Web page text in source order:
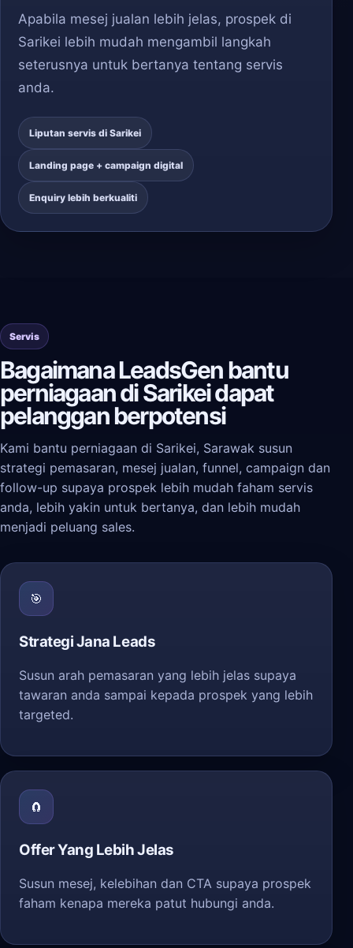
Apabila mesej jualan lebih jelas, prospek di
Sarikei lebih mudah mengambil langkah
seterusnya untuk bertanya tentang servis
anda.
Liputan servis di Sarikei
Landing page + campaign digital
Enquiry lebih berkualiti
Servis
Bagaimana LeadsGen bantu
perniagaan di Sarikei dapat
pelanggan berpotensi
Kami bantu perniagaan di Sarikei, Sarawak susun
strategi pemasaran, mesej jualan, funnel, campaign dan
follow-up supaya prospek lebih mudah faham servis
anda, lebih yakin untuk bertanya, dan lebih mudah
menjadi peluang sales.
🎯
Strategi Jana Leads
Susun arah pemasaran yang lebih jelas supaya
tawaran anda sampai kepada prospek yang lebih
targeted.
🧲
Offer Yang Lebih Jelas
Susun mesej, kelebihan dan CTA supaya prospek
faham kenapa mereka patut hubungi anda.